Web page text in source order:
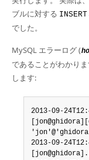
ブルに対する INSERT
でした。
MySQL エラーログ (
であることがわかり
します:
2013-09-
2013-09-